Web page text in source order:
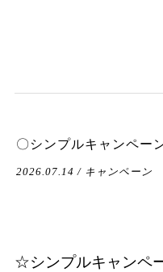
〇シンプルキャンペー
2026.07.14 / キャンペーン
☆シンプルキャンペ